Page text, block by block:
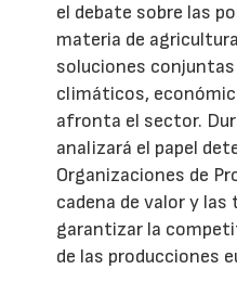
el debate sobre las
materia de
soluciones
climáticos,
afronta el sector.
analizará el papel
Organizaciones de
cadena de valor y las
garantizar la
de las producciones